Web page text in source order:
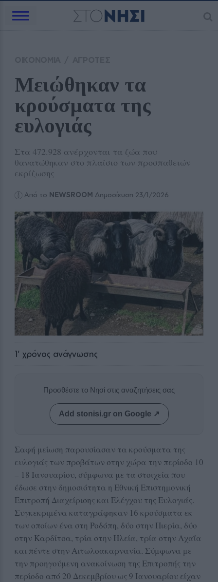
Μειώθηκαν τα
κρούσματα της
ευλογιάς
Στα 472.928 ανέρχονται τα ζώα που
θανατώθηκαν στο πλαίσιο των προσπαθειών
εκρίζωσης
Από το NEWSROOM Δημοσίευση 23/1/2026
1' χρόνος ανάγνωσης
Προσθέστε το Νησί στις αναζητήσεις σας
Add stonisi.gr on Google ↗
Σαφή μείωση παρουσίασαν τα κρούσματα της
ευλογιάς των προβάτων στην χώρα την περίοδο 10
– 18 Ιανουαρίου, σύμφωνα με τα στοιχεία που
έδωσε στην δημοσιότητα η Εθνική Επιστημονική
Επιτροπή Διαχείρισης και Ελέγχου της Ευλογιάς.
Συγκεκριμένα καταγράφηκαν 16 κρούσματα εκ
των οποίων ένα στη Ροδόπη, δύο στην Πιερία, δύο
στην Καρδίτσα, τρία στην Ηλεία, τρία στην Αχαΐα
και πέντε στην Αιτωλοακαρνανία. Σύμφωνα με
την προηγούμενη ανακοίνωση της Επιτροπής την
περίοδο από 20 Δεκεμβρίου ως 9 Ιανουαρίου είχαν